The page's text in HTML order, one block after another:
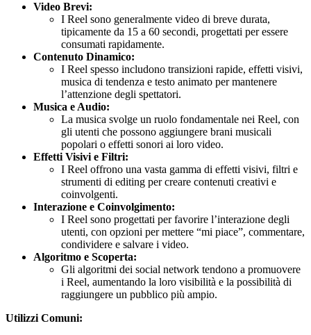
Video Brevi:
I Reel sono generalmente video di breve durata,
tipicamente da 15 a 60 secondi, progettati per essere
consumati rapidamente.
Contenuto Dinamico:
I Reel spesso includono transizioni rapide, effetti visivi,
musica di tendenza e testo animato per mantenere
l’attenzione degli spettatori.
Musica e Audio:
La musica svolge un ruolo fondamentale nei Reel, con
gli utenti che possono aggiungere brani musicali
popolari o effetti sonori ai loro video.
Effetti Visivi e Filtri:
I Reel offrono una vasta gamma di effetti visivi, filtri e
strumenti di editing per creare contenuti creativi e
coinvolgenti.
Interazione e Coinvolgimento:
I Reel sono progettati per favorire l’interazione degli
utenti, con opzioni per mettere “mi piace”, commentare,
condividere e salvare i video.
Algoritmo e Scoperta:
Gli algoritmi dei social network tendono a promuovere
i Reel, aumentando la loro visibilità e la possibilità di
raggiungere un pubblico più ampio.
Utilizzi Comuni: